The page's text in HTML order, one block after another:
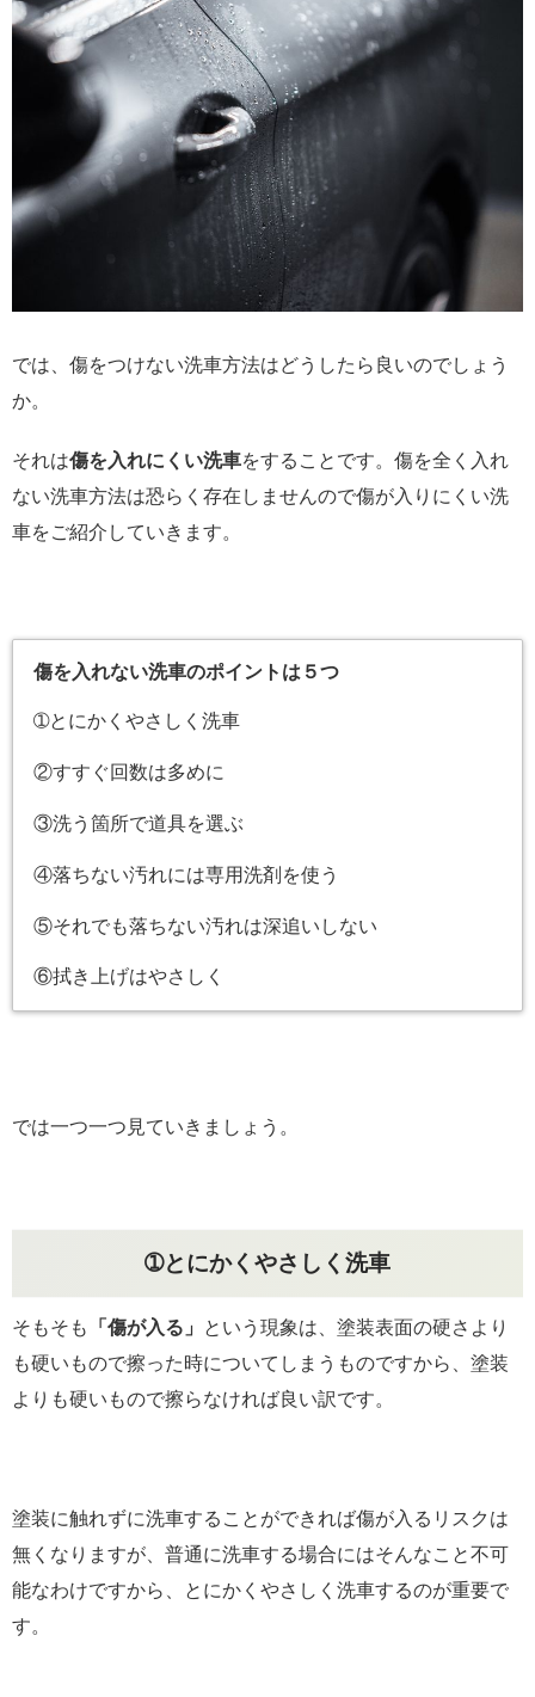
では、傷をつけない洗車方法はどうしたら良いのでしょう
か。
それは傷を入れにくい洗車をすることです。傷を全く入れ
ない洗車方法は恐らく存在しませんので傷が入りにくい洗
車をご紹介していきます。
傷を入れない洗車のポイントは５つ
➀とにかくやさしく洗車
②すすぐ回数は多めに
③洗う箇所で道具を選ぶ
④落ちない汚れには専用洗剤を使う
⑤それでも落ちない汚れは深追いしない
⑥拭き上げはやさしく
では一つ一つ見ていきましょう。
➀とにかくやさしく洗車
そもそも 「傷が入る」
という現象は、塗装表面の硬さより
も硬いもので擦った時についてしまうものですから、塗装
よりも硬いもので擦らなければ良い訳です。
塗装に触れずに洗車することができれば傷が入るリスクは
無くなりますが、普通に洗車する場合にはそんなこと不可
能なわけですから、とにかくやさしく洗車するのが重要で
す。